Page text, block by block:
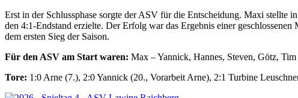
Erst in der Schlussphase sorgte der ASV für die Entscheidung. Maxi stellte
den 4:1-Endstand erzielte. Der Erfolg war das Ergebnis einer
dem ersten Sieg der Saison.
Für den ASV am Start waren: Max – Yannick, Hannes, Steven, Götz,
Tore: 1:0 Arne (7.), 2:0 Yannick (20., Vorarbeit Arne), 2:1 Turbine